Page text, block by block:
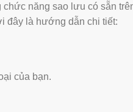
năng sao lưu có sẵn
đây là hướng dẫn chi tiết:
của bạn.